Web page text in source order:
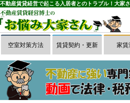
空室対策方法 賃貸契約・更新 家賃